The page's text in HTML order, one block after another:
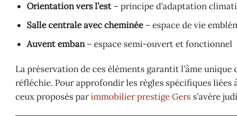
Orientation vers l’est – principe d’adaptation
Salle centrale avec cheminée – espace de vie
Auvent emban– espace semi-ouvert et fonctionnel
La préservation de ces éléments garantit l’âme
réfléchie. Pour approfondir les règles spécifiques
ceux proposés parimmobilier prestige Gers s’avère